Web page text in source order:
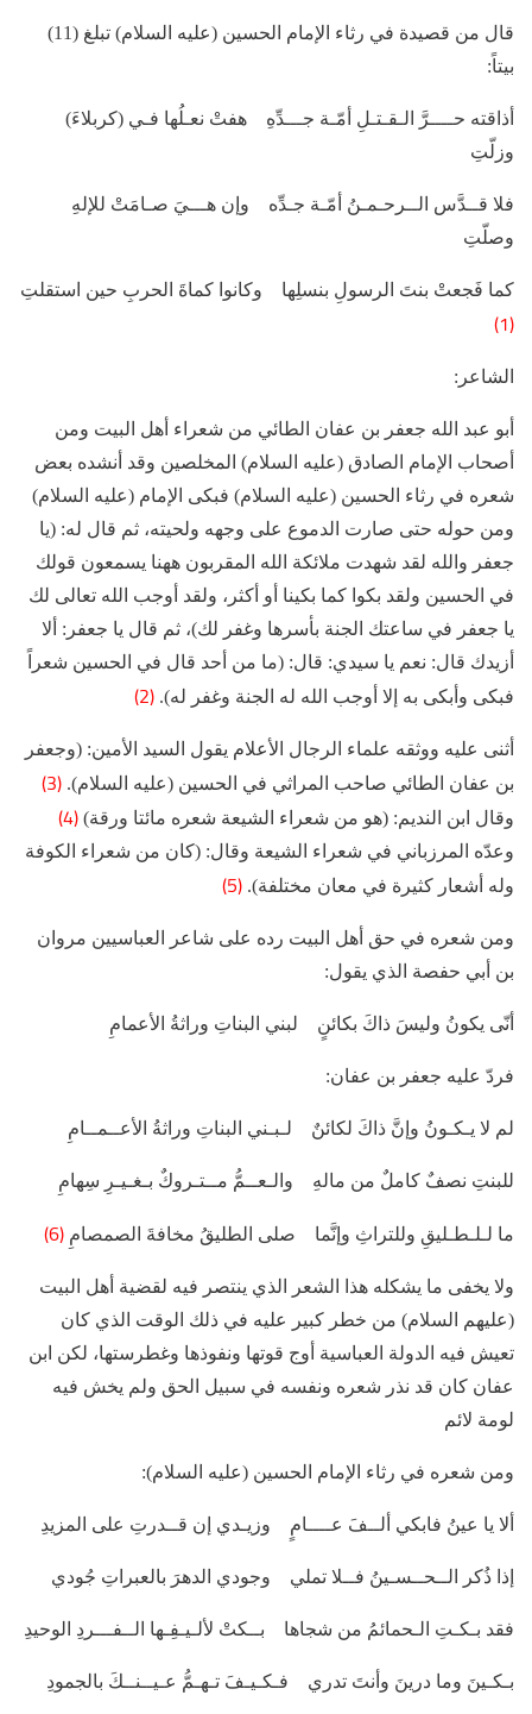
قال من قصيدة في رثاء الإمام الحسين (عليه السلام) تبلغ (11)
بيتاً:
أذاقته حــــرَّ الـقـتـلِ أمّـة جـــدِّهِ هفتْ نعـلُها فـي (كربلاءَ)
وزلّتِ
فلا قــدَّس الــرحـمـنُ أمّـة جـدِّه وإن هـــيَ صـامَتْ للإلهِ
وصلّتِ
كما فَجعتْ بنتَ الرسولِ بنسلِها وكانوا كماةَ الحربِ حين استقلتِ
(1)
الشاعر:
أبو عبد الله جعفر بن عفان الطائي من شعراء أهل البيت ومن
أصحاب الإمام الصادق (عليه السلام) المخلصين وقد أنشده بعض
شعره في رثاء الحسين (عليه السلام) فبكى الإمام (عليه السلام)
ومن حوله حتى صارت الدموع على وجهه ولحيته، ثم قال له: (يا
جعفر والله لقد شهدت ملائكة الله المقربون ههنا يسمعون قولك
في الحسين ولقد بكوا كما بكينا أو أكثر، ولقد أوجب الله تعالى لك
يا جعفر في ساعتك الجنة بأسرها وغفر لك)، ثم قال يا جعفر: ألا
أزيدك قال: نعم يا سيدي: قال: (ما من أحد قال في الحسين شعراً
فبكى وأبكى به إلا أوجب الله له الجنة وغفر له). (2)
أثنى عليه ووثقه علماء الرجال الأعلام يقول السيد الأمين: (وجعفر
بن عفان الطائي صاحب المراثي في الحسين (عليه السلام). (3)
وقال ابن النديم: (هو من شعراء الشيعة شعره مائتا ورقة) (4)
وعدّه المرزباني في شعراء الشيعة وقال: (كان من شعراء الكوفة
وله أشعار كثيرة في معان مختلفة). (5)
ومن شعره في حق أهل البيت رده على شاعر العباسيين مروان
بن أبي حفصة الذي يقول:
أنّى يكونُ وليسَ ذاكَ بكائنٍ لبني البناتِ وراثةُ الأعمامِ
فردّ عليه جعفر بن عفان:
لم لا يـكـونُ وإنَّ ذاكَ لكائنٌ لـبـني البناتِ وراثةُ الأعــمــامِ
للبنتِ نصفٌ كاملٌ من مالهِ والـعــمُّ مــتـروكٌ بـغـيـرِ سِهامِ
ما لـلـطـليقِ وللتراثِ وإنَّما صلى الطليقُ مخافةَ الصمصامِ (6)
ولا يخفى ما يشكله هذا الشعر الذي ينتصر فيه لقضية أهل البيت
(عليهم السلام) من خطر كبير عليه في ذلك الوقت الذي كان
تعيش فيه الدولة العباسية أوج قوتها ونفوذها وغطرستها، لكن ابن
عفان كان قد نذر شعره ونفسه في سبيل الحق ولم يخش فيه
لومة لائم
ومن شعره في رثاء الإمام الحسين (عليه السلام):
ألا يا عينُ فابكي ألــفَ عــــامٍ وزيـدي إن قــدرتِ على المزيدِ
إذا ذُكر الــحــسـينُ فــلا تملي وجودي الدهرَ بالعبراتِ جُودي
فقد بـكـتِ الـحمائمُ من شجاها بــكتْ لألـيـفِـها الــفـــردِ الوحيدِ
بـكـينَ وما درينَ وأنتَ تدري فـكـيـفَ تـهـمُّ عـيــنــكَ بالجمودِ